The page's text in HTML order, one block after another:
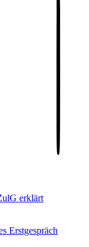
erklärt
Erstgespräch